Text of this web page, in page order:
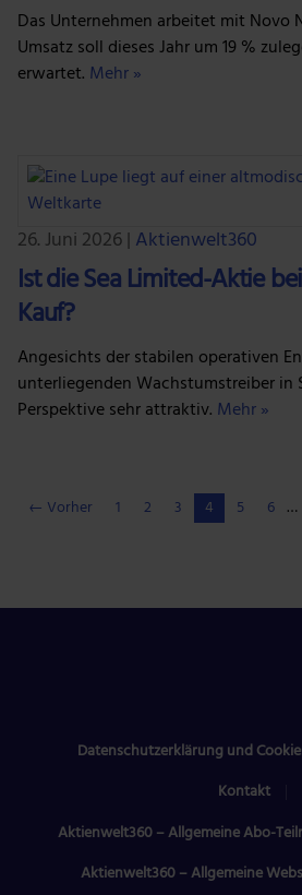
Das Unternehmen arbeitet mit Novo
Umsatz soll dieses Jahr um 19 %
erwartet. Mehr »
26. Juni 2026 | Aktienwelt360
Ist die Sea Limited-Aktie
Kauf?
Angesichts der stabilen operativen
unterliegenden Wachstumstreiber in
Perspektive sehr attraktiv. Mehr »
← Vorher 1 2 3 4 5 6 …
Datenschutzerklärung und
Kontakt
Aktienwelt360 – Allgemeine Abo-
Aktienwelt360 – Allgemeine